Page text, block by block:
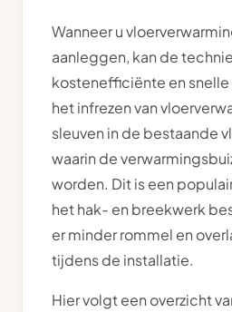
Wanneer u
aanleggen, kan de
kostenefficiënte en snelle
het infrezen van
sleuven in de bestaande
waarin de
worden. Dit is een
het hak- en breekwerk
er minder rommel en
tijdens de installatie.
Hier volgt een overzicht